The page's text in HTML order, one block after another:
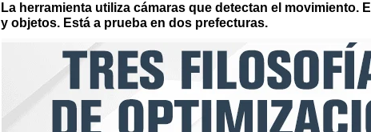
La herramienta utiliza cámaras que detectan el
y objetos. Está a prueba en dos prefecturas.